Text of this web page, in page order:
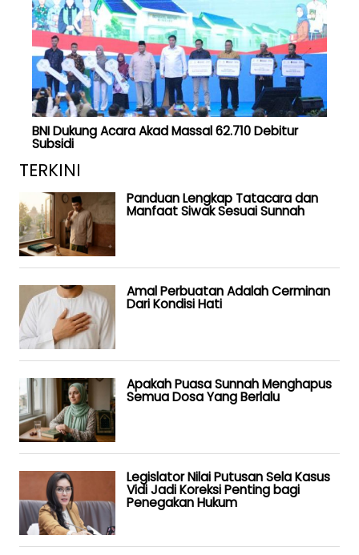
BNI Dukung Acara Akad Massal 62.710 Debitur
Subsidi
TERKINI
Panduan Lengkap Tatacara dan
Manfaat Siwak Sesuai Sunnah
Amal Perbuatan Adalah Cerminan
Dari Kondisi Hati
Apakah Puasa Sunnah Menghapus
Semua Dosa Yang Berlalu
Legislator Nilai Putusan Sela Kasus
Vidi Jadi Koreksi Penting bagi
Penegakan Hukum